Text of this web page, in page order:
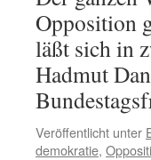
Opposition
läßt sich in
Hadmut
Veröffentlicht unter
demokratie,